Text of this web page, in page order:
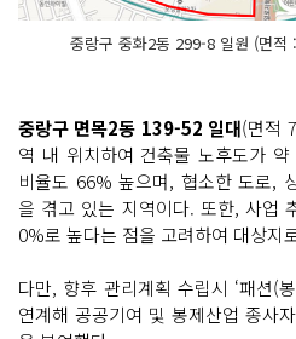
중랑구 중화2동 299-8 일원 (면
중랑구 면목2동 139-52 일대(면적
역 내 위치하여 건축물 노후도가
비율도 66% 높으며, 협소한 도로,
을 겪고 있는 지역이다. 또한, 사업
0%로 높다는 점을 고려하여 대상지
다만, 향후 관리계획 수립시 ‘패션(
연계해 공공기여 및 봉제산업 종사